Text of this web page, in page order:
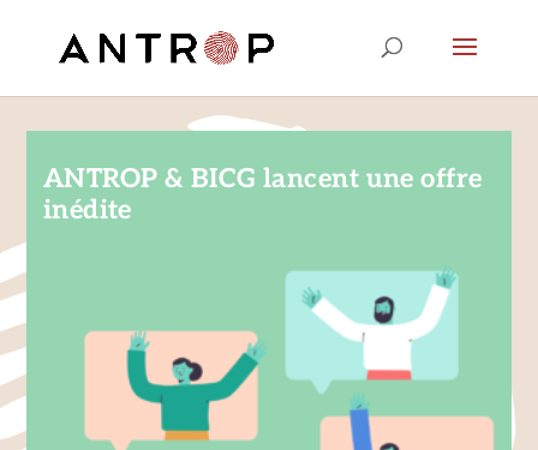
ANTROP & BICG lancent une offre
inédite